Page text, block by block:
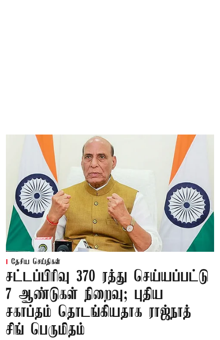
தேசிய செய்திகள்
சட்டப்பிரிவு 370 ரத்து செய்யப்பட்டு
7 ஆண்டுகள் நிறைவு; புதிய
சகாப்தம் தொடங்கியதாக ராஜ்நாத்
சிங் பெருமிதம்